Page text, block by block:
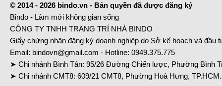
© 2014 - 2026 bindo.vn - Bản quyền đã được đăng ký
Bindo - Làm mới không gian sống
CÔNG TY TNHH TRANG TRÍ NHÀ BINDO
Giấy chứng nhận đăng ký doanh nghiệp do Sở kế hoạch và đầu
Email: bindovn@gmail.com - Hotline: 0949.375.775
➤ Chi nhánh Bình Tân: 95/26 Đường Chiến lược, Phường Bình
➤ Chi nhánh CMT8: 609/21 CMT8, Phường Hoà Hưng,